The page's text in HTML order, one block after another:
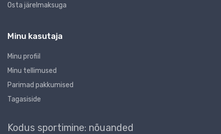
Osta järelmaksuga
Minu kasutaja
Minu profiil
Minu tellimused
Parimad pakkumised
Tagasiside
Kodus sportimine: nõuanded